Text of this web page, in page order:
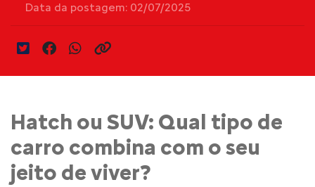
Data da postagem: 02/07/2025
Hatch ou SUV: Qual tipo de
carro combina com o seu
jeito de viver?